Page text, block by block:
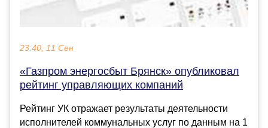
23:40, 11 Сен
«Газпром энергосбыт Брянск» опубликовал
рейтинг управляющих компаний
Рейтинг УК отражает результаты деятельности
исполнителей коммунальных услуг по данным на 1